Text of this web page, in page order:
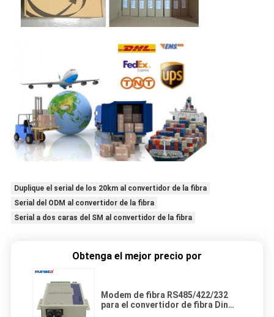
Duplique el serial de los 20km al convertidor de la fibra
Serial del ODM al convertidor de la fibra
Serial a dos caras del SM al convertidor de la fibra
Obtenga el mejor precio por
Modem de fibra RS485/422/232
para el convertidor de fibra Din